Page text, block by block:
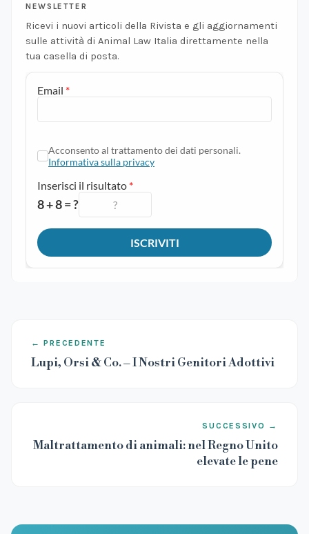
NEWSLETTER
Ricevi i nuovi articoli della Rivista e gli aggiornamenti
sulle attività di Animal Law Italia direttamente nella
tua casella di posta.
← PRECEDENTE
Lupi, Orsi & Co. – I Nostri Genitori Adottivi
SUCCESSIVO →
Maltrattamento di animali: nel Regno Unito
elevate le pene